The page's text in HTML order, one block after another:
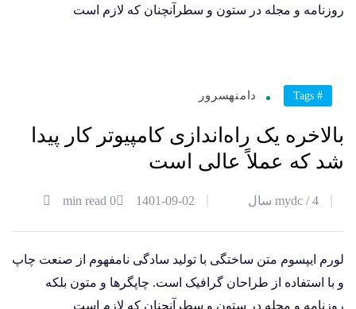
روزنامه و مجله در ستون و سطرآنچنان که لازم است
# Tags دامنهسرور
بالاخره یک راه‌اندازی کامپیوتر کار پیدا
شد که عملاً عالی است
mydc /4 سال 1401-09-02
0 min read
لورم ایپسوم متن ساختگی با تولید سادگی نامفهوم از صنعت چاپ
و با استفاده از طراحان گرافیک است. چاپگرها و متون بلکه
روزنامه و مجله در ستون و سطرآنچنان که لازم است